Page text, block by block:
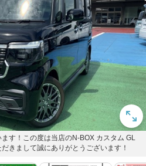
す！この度は当店のN-BOX カスタム GL
きまして誠にありがとうございます！